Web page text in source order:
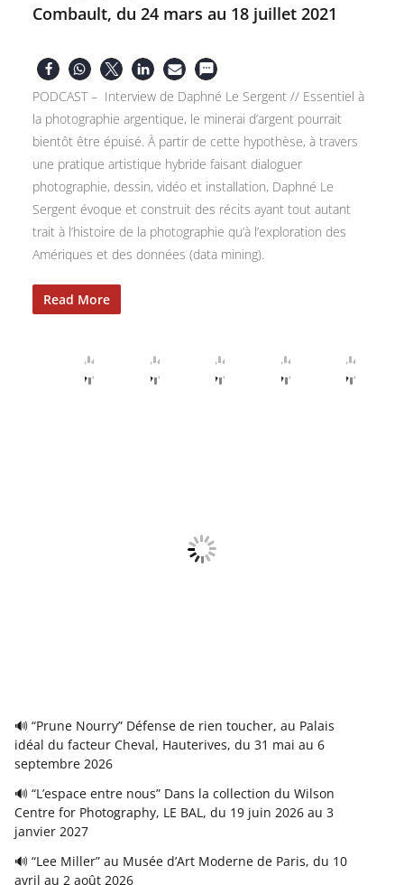
Combault, du 24 mars au 18 juillet 2021
PODCAST – Interview de Daphné Le Sergent // Essentiel à
la photographie argentique, le minerai d’argent pourrait
bientôt être épuisé. À partir de cette hypothèse, à travers
une pratique artistique hybride faisant dialoguer
photographie, dessin, vidéo et installation, Daphné Le
Sergent évoque et construit des récits ayant tout autant
trait à l’histoire de la photographie qu’à l’exploration des
Amériques et des données (data mining).
Read More
🔊 “Prune Nourry” Défense de rien toucher, au Palais
idéal du facteur Cheval, Hauterives, du 31 mai au 6
septembre 2026
🔊 “L’espace entre nous” Dans la collection du Wilson
Centre for Photography, LE BAL, du 19 juin 2026 au 3
janvier 2027
🔊 “Lee Miller” au Musée d’Art Moderne de Paris, du 10
avril au 2 août 2026